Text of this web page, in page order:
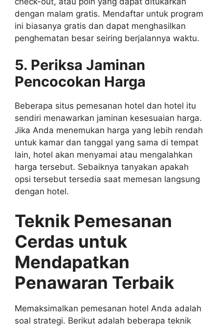
dengan malam gratis. Mendaftar untuk program
ini biasanya gratis dan dapat menghasilkan
penghematan besar seiring berjalannya waktu.
5. Periksa Jaminan
Pencocokan Harga
Beberapa situs pemesanan hotel dan hotel itu
sendiri menawarkan jaminan kesesuaian harga.
Jika Anda menemukan harga yang lebih rendah
untuk kamar dan tanggal yang sama di tempat
lain, hotel akan menyamai atau mengalahkan
harga tersebut. Sebaiknya tanyakan apakah
opsi tersebut tersedia saat memesan langsung
dengan hotel.
Teknik Pemesanan
Cerdas untuk
Mendapatkan
Penawaran Terbaik
Memaksimalkan pemesanan hotel Anda adalah
soal strategi. Berikut adalah beberapa teknik